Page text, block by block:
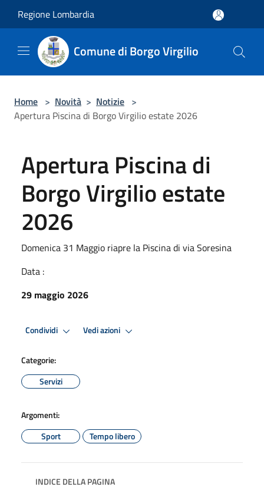
Regione Lombardia
Comune di Borgo Virgilio
Home > Novità > Notizie >
Apertura Piscina di Borgo Virgilio estate 2026
Apertura Piscina di
Borgo Virgilio estate
2026
Domenica 31 Maggio riapre la Piscina di via Soresina
Data :
29 maggio 2026
Condividi Vedi azioni
Categorie:
Servizi
Argomenti:
Sport
Tempo libero
INDICE DELLA PAGINA